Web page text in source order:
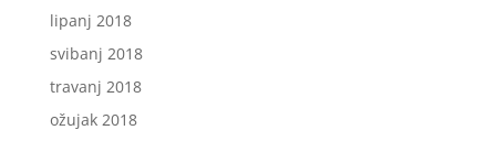
lipanj 2018
svibanj 2018
travanj 2018
ožujak 2018